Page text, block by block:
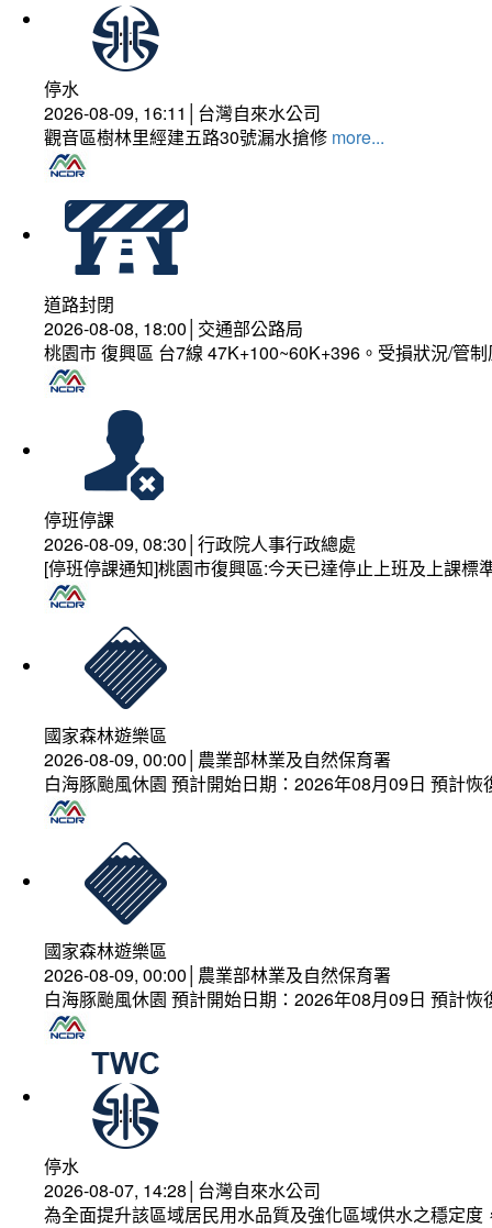
停水
2026-08-09, 16:11│台灣自來水公司
觀音區樹林里經建五路30號漏水搶修 more...
道路封閉
2026-08-08, 18:00│交通部公路局
桃園市 復興區 台7線 47K+100~60K+396。受損狀況/管
停班停課
2026-08-09, 08:30│行政院人事行政總處
[停班停課通知]桃園市復興區:今天已達停止上班及上課
國家森林遊樂區
2026-08-09, 00:00│農業部林業及自然保育署
白海豚颱風休園 預計開始日期：2026年08月09日 預計
國家森林遊樂區
2026-08-09, 00:00│農業部林業及自然保育署
白海豚颱風休園 預計開始日期：2026年08月09日 預計
停水
2026-08-07, 14:28│台灣自來水公司
為全面提升該區域居民用水品質及強化區域供水之穩定